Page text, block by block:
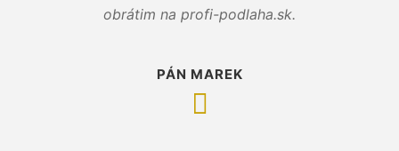
obrátim na profi-podlaha.sk.
PÁN MAREK